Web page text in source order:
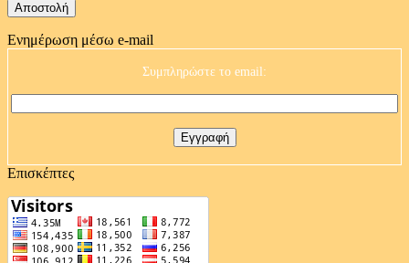
Ενημέρωση μέσω e-mail
Συμπληρώστε το email:
Επισκέπτες